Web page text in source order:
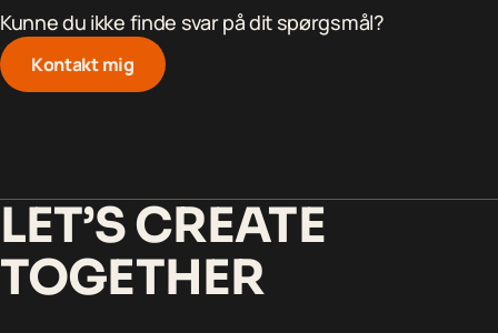
Kunne du ikke finde svar på dit spørgsmål?
Kontakt mig
Kontaktmig
LET’S CREATE
TOGETHER